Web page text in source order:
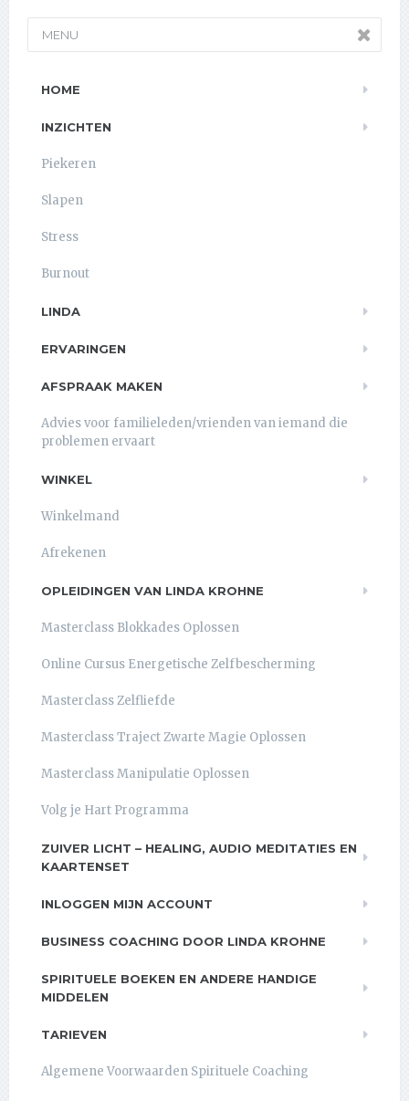
MENU
HOME
INZICHTEN
Piekeren
Slapen
Stress
Burnout
LINDA
ERVARINGEN
AFSPRAAK MAKEN
Advies voor familieleden/vrienden van iemand die
problemen ervaart
WINKEL
Winkelmand
Afrekenen
OPLEIDINGEN VAN LINDA KROHNE
Masterclass Blokkades Oplossen
Online Cursus Energetische Zelfbescherming
Masterclass Zelfliefde
Masterclass Traject Zwarte Magie Oplossen
Masterclass Manipulatie Oplossen
Volg je Hart Programma
ZUIVER LICHT – HEALING, AUDIO MEDITATIES EN
KAARTENSET
INLOGGEN MIJN ACCOUNT
BUSINESS COACHING DOOR LINDA KROHNE
SPIRITUELE BOEKEN EN ANDERE HANDIGE
MIDDELEN
TARIEVEN
Algemene Voorwaarden Spirituele Coaching